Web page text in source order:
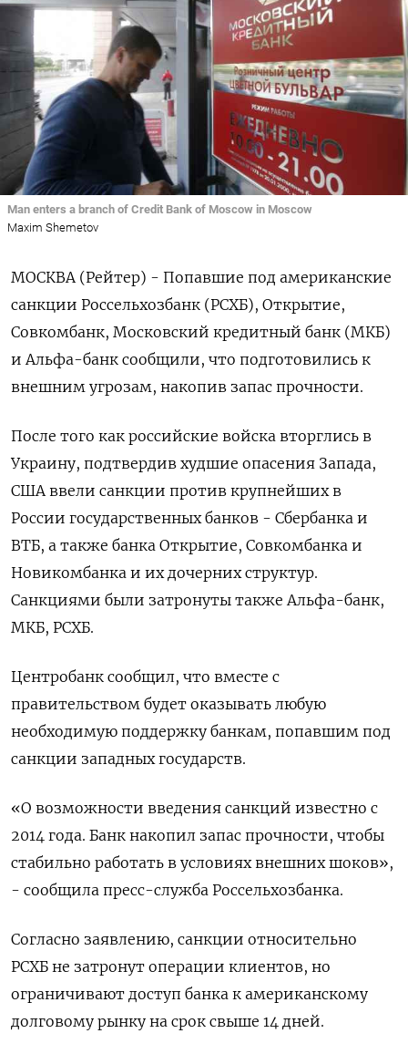
Man enters a branch of Credit Bank of Moscow in Moscow
Maxim Shemetov
МОСКВА (Рейтер) - Попавшие под американские
санкции Россельхозбанк (РСХБ), Открытие,
Совкомбанк, Московский кредитный банк (МКБ)
и Альфа-банк сообщили, что подготовились к
внешним угрозам, накопив запас прочности.
После того как российские войска вторглись в
Украину, подтвердив худшие опасения Запада,
США ввели санкции против крупнейших в
России государственных банков - Сбербанка и
ВТБ, а также банка Открытие, Совкомбанка и
Новикомбанка и их дочерних структур.
Санкциями были затронуты также Альфа-банк,
МКБ, РСХБ.
Центробанк сообщил, что вместе с
правительством будет оказывать любую
необходимую поддержку банкам, попавшим под
санкции западных государств.
«О возможности введения санкций известно с
2014 года. Банк накопил запас прочности, чтобы
стабильно работать в условиях внешних шоков»,
- сообщила пресс-служба Россельхозбанка.
Согласно заявлению, санкции относительно
РСХБ не затронут операции клиентов, но
ограничивают доступ банка к американскому
долговому рынку на срок свыше 14 дней.